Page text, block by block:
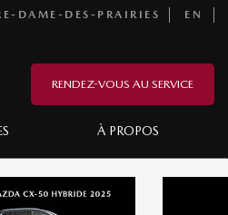
DAME-DES-PRAIRIES EN
RENDEZ-VOUS AU SERVICE
À PROPOS